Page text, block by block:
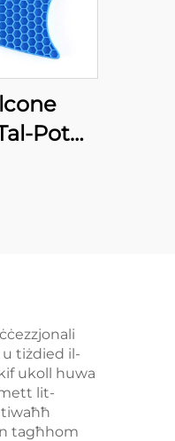
Pot
tiżdied il-
ukoll huwa
lit-
tagħhom